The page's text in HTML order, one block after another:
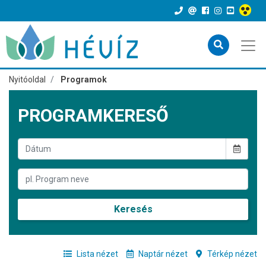
Nyitóoldal Programok
PROGRAMKERESŐ
Keresés
Lista nézet Naptár nézet Térkép nézet